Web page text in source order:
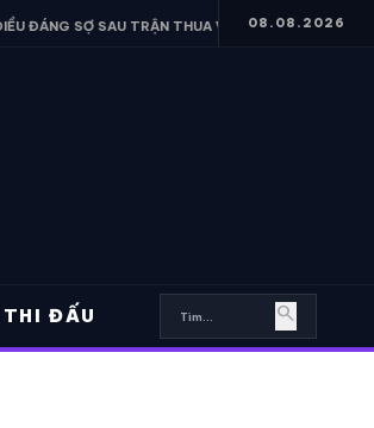
SỢ SAU TRẬN THUA VIỆT NAM •
08.08.2026
ĐẤU search